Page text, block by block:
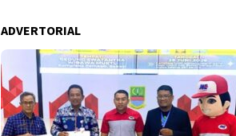
ADVERTORIAL